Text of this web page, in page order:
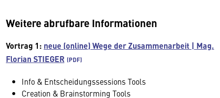
Weitere abrufbare Informationen
Vortrag 1: neue (online) Wege der Zusammenarbeit | Mag.
Florian STIEGER
Info & Entscheidungssessions Tools
Creation & Brainstorming Tools